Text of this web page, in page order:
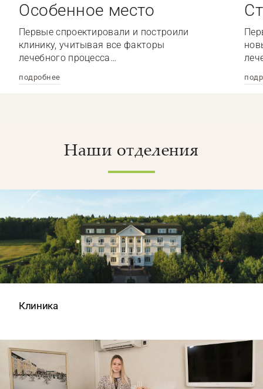
Особенное место
Первые спроектировали и построили
клинику, учитывая все факторы
лечебного процесса…
подробнее
Наши отделения
Клиника